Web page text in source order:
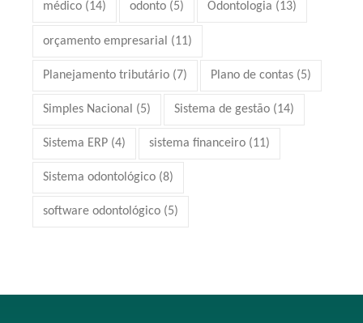
médico (14) odonto (5) Odontologia (13)
orçamento empresarial (11)
Planejamento tributário (7) Plano de contas (5)
Simples Nacional (5) Sistema de gestão (14)
Sistema ERP (4) sistema financeiro (11)
Sistema odontológico (8)
software odontológico (5)